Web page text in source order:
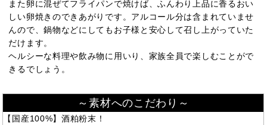
また卵に混ぜてフライパンで焼けば、ふんわり上品に香るおい
しい卵焼きのできあがりです。アルコール分は含まれていませ
んので、鍋物などにしてもお子様と安心して召し上がっていた
だけます。
ヘルシーな料理や飲み物に用いり、家族全員で楽しむことがで
きるでしょう。
～素材へのこだわり～
【国産100%】酒粕粉末！